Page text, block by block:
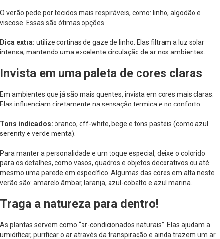
O verão pede por tecidos mais respiráveis, como: linho, algodão e
viscose. Essas são ótimas opções.
Dica extra: utilize cortinas de gaze de linho. Elas filtram a luz solar
intensa, mantendo uma excelente circulação de ar nos ambientes.
Invista em uma paleta de cores claras
Em ambientes que já são mais quentes, invista em cores mais claras.
Elas influenciam diretamente na sensação térmica e no conforto.
Tons indicados: branco, off-white, bege e tons pastéis (como azul
serenity e verde menta).
Para manter a personalidade e um toque especial, deixe o colorido
para os detalhes, como vasos, quadros e objetos decorativos ou até
mesmo uma parede em específico. Algumas das cores em alta neste
verão são: amarelo âmbar, laranja, azul-cobalto e azul marina.
Traga a natureza para dentro!
As plantas servem como “ar-condicionados naturais”. Elas ajudam a
umidificar, purificar o ar através da transpiração e ainda trazem um ar